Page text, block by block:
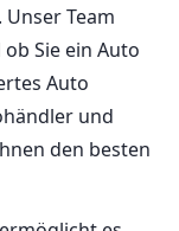
Team
Sie ein Auto
Auto
und
den besten